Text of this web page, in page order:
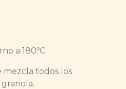
a 180ºC.
todos los